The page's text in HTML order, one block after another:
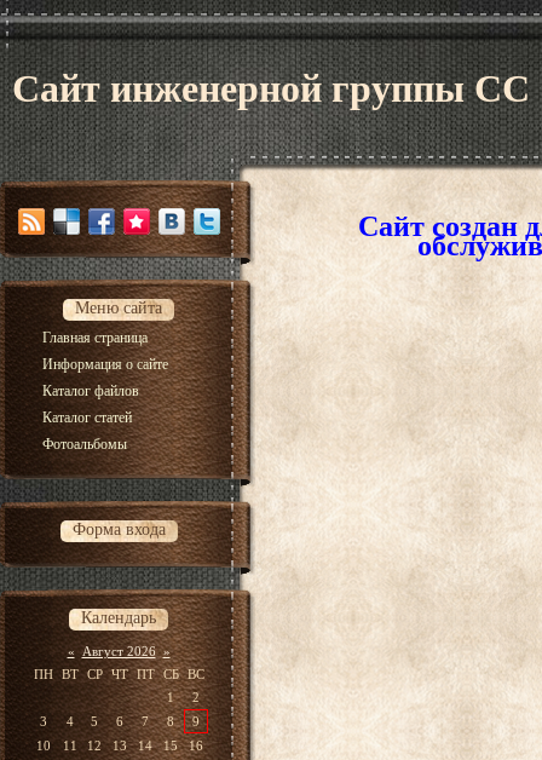
Сайт инженерной группы CC
Меню сайта
Главная страница
Информация о сайте
Каталог файлов
Каталог статей
Фотоальбомы
Форма входа
Календарь
« Август 2026 »
ПН ВТ СР ЧТ ПТ СБ ВС
1
2
3
4 5 6 7 8
9
10
11 12 13 14 15
16
Сайт создан